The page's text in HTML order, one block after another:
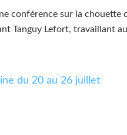
conférence sur la chouette
Tanguy Lefort, travaillant